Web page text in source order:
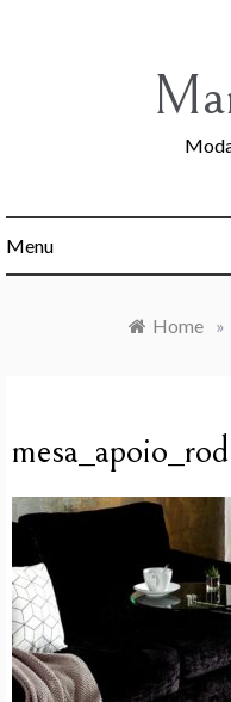
Menu
Home »